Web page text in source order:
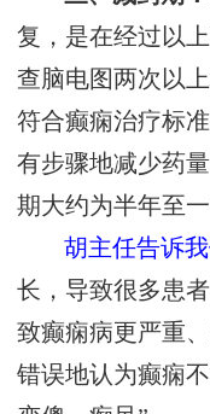
复，是在经过以
查脑电图两次以
符合癫痫治疗标
有步骤地减少药
期大约为半年至一
胡主任告诉我
长，导致很多患
致癫痫病更严重
错误地认为癫痫